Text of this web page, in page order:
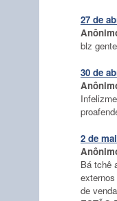
27 de
blz
30 de
2 de
Bá tchê
de